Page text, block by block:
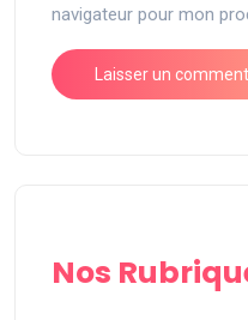
navigateur pour mon
Nos